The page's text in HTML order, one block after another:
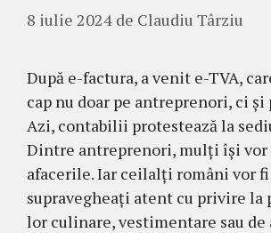
8 iulie 2024 de Claudiu Târziu
După e-factura, a venit e-TVA,
cap nu doar pe antreprenori, ci
Azi, contabilii protestează la
Dintre antreprenori, mulți își
afacerile. Iar ceilalți români vor fi
supravegheați atent cu privire
lor culinare, vestimentare sau de